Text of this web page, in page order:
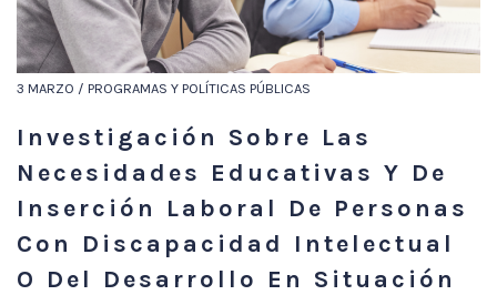
3 MARZO / PROGRAMAS Y POLÍTICAS PÚBLICAS
Investigación Sobre Las
Necesidades Educativas Y De
Inserción Laboral De Personas
Con Discapacidad Intelectual
O Del Desarrollo En Situación